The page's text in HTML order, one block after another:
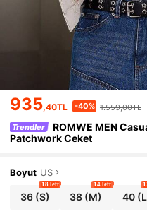
935,40TL -40% 1.559,00TL
Trendler
ROMWE MEN
Patchwork Ceket
Boyut US
36(S)
18 left
38 (M)
14 left
40